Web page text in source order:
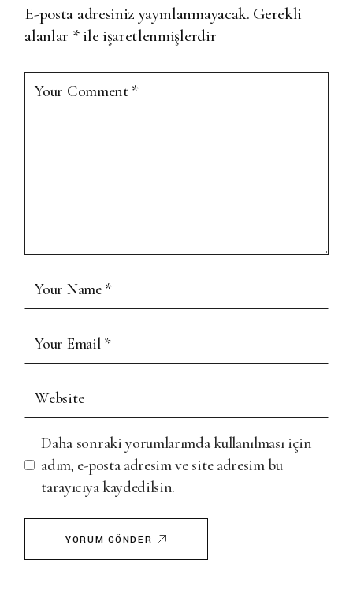
E-posta adresiniz yayınlanmayacak. Gerekli
alanlar *ile işaretlenmişlerdir
Daha sonraki yorumlarımda kullanılması için
adım, e-posta adresim ve site adresim bu
tarayıcıya kaydedilsin.
YORUM GÖNDER